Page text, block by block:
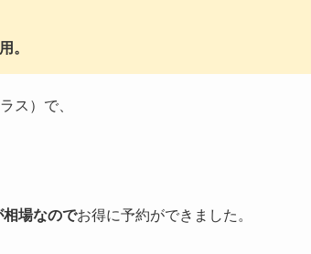
。
ス）で、
場なのでお得に予約ができました。